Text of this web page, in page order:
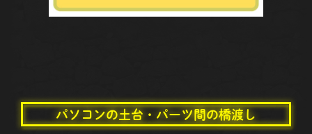
パソコンの土台・パーツ間の橋渡し